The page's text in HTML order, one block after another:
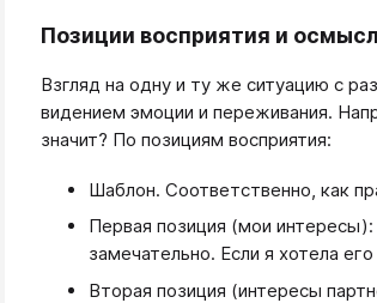
Позиции восприятия и
Взгляд на одну и ту же ситуацию с
видением эмоции и переживания.
значит? По позициям восприятия:
Шаблон. Соответственно, как
Первая позиция (мои
замечательно. Если я хотела
Вторая позиция (интересы